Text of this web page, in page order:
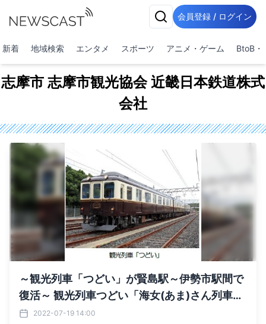
会員登録 / ログイン
新着 地域検索 エンタメ スポーツ アニメ・ゲーム BtoB・
志摩市 志摩市観光協会 近畿日本鉄道株式
会社
～観光列車「つどい」が賢島駅～伊勢市駅間で
復活～ 観光列車つどい「海女(あま)さん列車」
を運行します
2022-07-19 14:00